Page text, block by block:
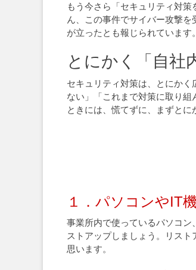
もう今さら「セキュリティ対
ん、この事件でサイバー攻撃
が立ったとも報じられています
とにかく「自社
セキュリティ対策は、とにか
ない」「これまで対策に取り
ときには、慌てずに、まずとに
１．パソコンやIT
事業所内で使っているパソコン
ストアップしましょう。リス
思います。